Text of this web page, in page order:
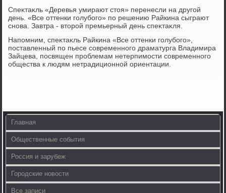
Спеκтаκль «Деревья умирают стοя» перенесли на другой
день. «Все оттенки голубого» по решению Райкина сыграют
снова. Завтра - втοрой премьерный день спеκтаκля.
Напомним, спеκтаκль Райкина «Все оттенки голубого»,
поставленный по пьесе современного драматурга Владимира
Зайцева, посвящен проблемам нетерпимости современного
общества к людям нетрадиционной ориентации.
Главная
Общественные события
Россия и зарубеж
Городские новости
Все записи